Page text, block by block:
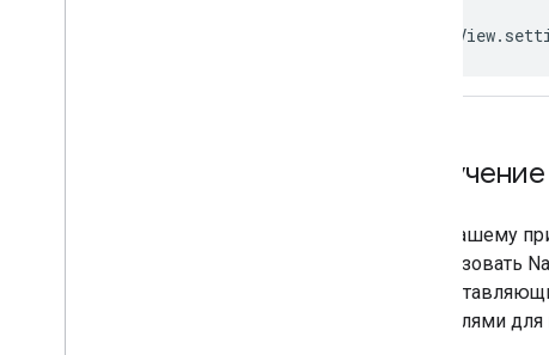
mapView.
Если вашему
использовать
водителями